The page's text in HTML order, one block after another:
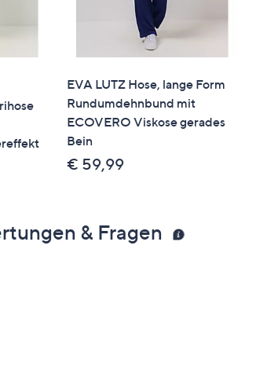
EVA LUTZ Hose, lange Form
Rundumdehnbund mit
ECOVERO Viskose gerades
Bein
€ 59,99
& Fragen